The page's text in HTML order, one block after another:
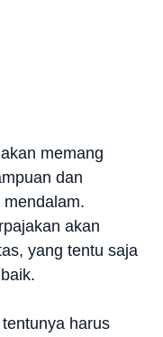
memang
dan
akan
yang tentu saja
harus